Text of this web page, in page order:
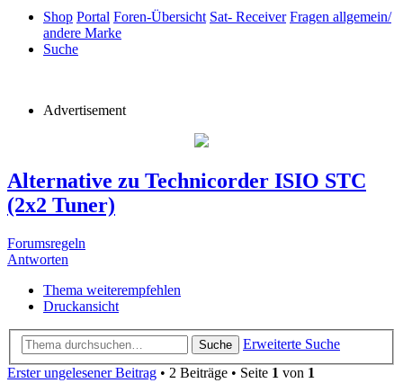
Shop Portal Foren-Übersicht Sat- Receiver Fragen allgemein/
andere Marke
Suche
Advertisement
Alternative zu Technicorder ISIO STC
(2x2 Tuner)
Forumsregeln
Antworten
Thema weiterempfehlen
Druckansicht
Suche
Erweiterte Suche
Erster ungelesener Beitrag • 2 Beiträge • Seite 1 von 1